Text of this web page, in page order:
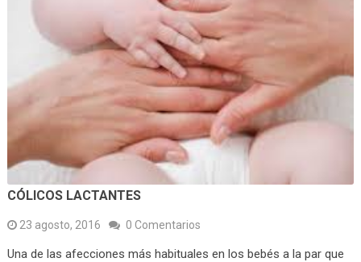
CÓLICOS LACTANTES
23 agosto, 2016 0 Comentarios
Una de las afecciones más habituales en los bebés a la par que